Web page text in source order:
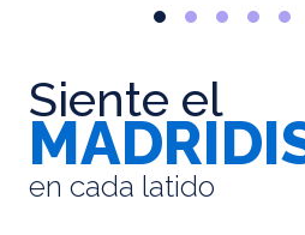
Siente el
en cada latido